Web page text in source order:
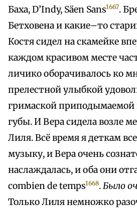
Баха, D’Indy, Säen Sans1667.
Бетховена и какие–то
Костя сидел на скамейке
каждом красивом месте
личико оборачивалось ко
прелестной улыбкой
гримаской приподымаемой
губы. И Вера сидела возле
Лиля. Всё время я деткам
музыку, и Вера очень
наслаждалась, и оба они
combien de temps1668.Было
Только Лиля немножко